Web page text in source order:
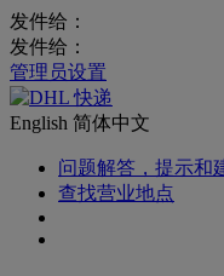
发件给：
发件给：
管理员设置
English 简体中文
问题解答，提示和
查找营业地点